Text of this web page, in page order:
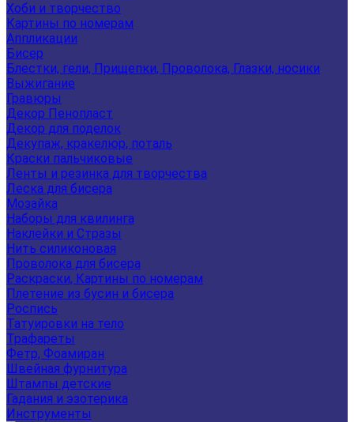
Хоби и творчество
Картины по номерам
Аппликации
Бисер
Блестки, гели, Прищепки, Проволока, Глазки, носики
Выжигание
Гравюры
Декор Пенопласт
Декор для поделок
Декупаж, кракелюр, поталь
Краски пальчиковые
Ленты и резинка для творчества
Леска для бисера
Мозайка
Наборы для квилинга
Наклейки и Стразы
Нить силиконовая
Проволока для бисера
Раскраски, Картины по номерам
Плетение из бусин и бисера
Роспись
Татуировки на тело
Трафареты
Фетр, Фоамиран
Швейная фурнитура
Штампы детские
Гадания и эзотерика
Инструменты